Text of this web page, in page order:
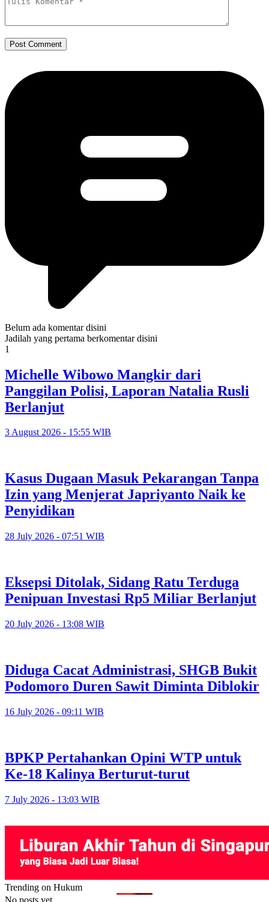
Belum ada komentar disini
Jadilah yang pertama berkomentar disini
1
Michelle Wibowo Mangkir dari
Panggilan Polisi, Laporan Natalia Rusli
Berlanjut
3 August 2026 - 15:55 WIB
Kasus Dugaan Masuk Pekarangan Tanpa
Izin yang Menjerat Japriyanto Naik ke
Penyidikan
28 July 2026 - 07:51 WIB
Eksepsi Ditolak, Sidang Ratu Terduga
Penipuan Investasi Rp5 Miliar Berlanjut
20 July 2026 - 13:08 WIB
Diduga Cacat Administrasi, SHGB Bukit
Podomoro Duren Sawit Diminta Diblokir
16 July 2026 - 09:11 WIB
BPKP Pertahankan Opini WTP untuk
Ke-18 Kalinya Berturut-turut
7 July 2026 - 13:03 WIB
Trending on Hukum
No posts yet.